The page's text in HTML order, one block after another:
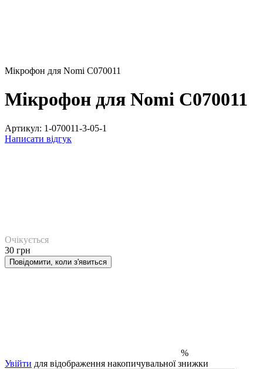
Мікрофон для Nomi C070011
Мікрофон для Nomi C070011
Артикул: 1-070011-3-05-1
Написати відгук
Очікується
30 грн
Повідомити, коли з'явиться
%
Увійти для відображення накопичувальної знижки